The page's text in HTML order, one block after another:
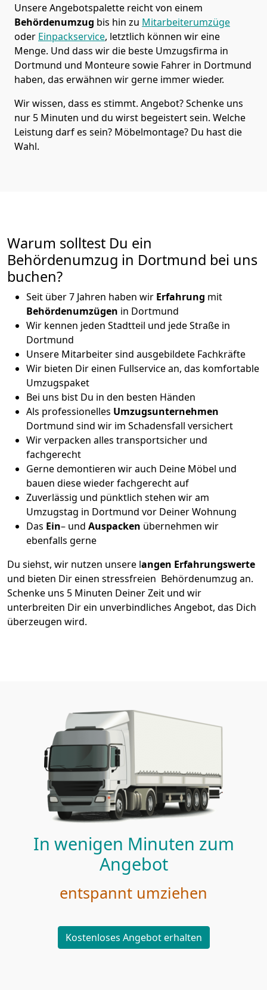
Unsere Angebotspalette reicht von einem
Behördenumzug bis hin zu Mitarbeiterumzüge
oder Einpackservice, letztlich können wir eine
Menge. Und dass wir die beste Umzugsfirma in
Dortmund und Monteure sowie Fahrer in Dortmund
haben, das erwähnen wir gerne immer wieder.
Wir wissen, dass es stimmt. Angebot? Schenke uns
nur 5 Minuten und du wirst begeistert sein. Welche
Leistung darf es sein? Möbelmontage? Du hast die
Wahl.
Warum solltest Du ein
Behördenumzug in Dortmund bei uns
buchen?
Seit über 7 Jahren haben wir Erfahrung mit
Behördenumzügen in Dortmund
Wir kennen jeden Stadtteil und jede Straße in
Dortmund
Unsere Mitarbeiter sind ausgebildete Fachkräfte
Wir bieten Dir einen Fullservice an, das komfortable
Umzugspaket
Bei uns bist Du in den besten Händen
Als professionelles Umzugsunternehmen
Dortmund sind wir im Schadensfall versichert
Wir verpacken alles transportsicher und
fachgerecht
Gerne demontieren wir auch Deine Möbel und
bauen diese wieder fachgerecht auf
Zuverlässig und pünktlich stehen wir am
Umzugstag in Dortmund vor Deiner Wohnung
Das Ein– und Auspacken übernehmen wir
ebenfalls gerne
Du siehst, wir nutzen unsere langen Erfahrungswerte
und bieten Dir einen stressfreien Behördenumzug an.
Schenke uns 5 Minuten Deiner Zeit und wir
unterbreiten Dir ein unverbindliches Angebot, das Dich
überzeugen wird.
In wenigen Minuten zum
Angebot
entspannt umziehen
Kostenloses Angebot erhalten